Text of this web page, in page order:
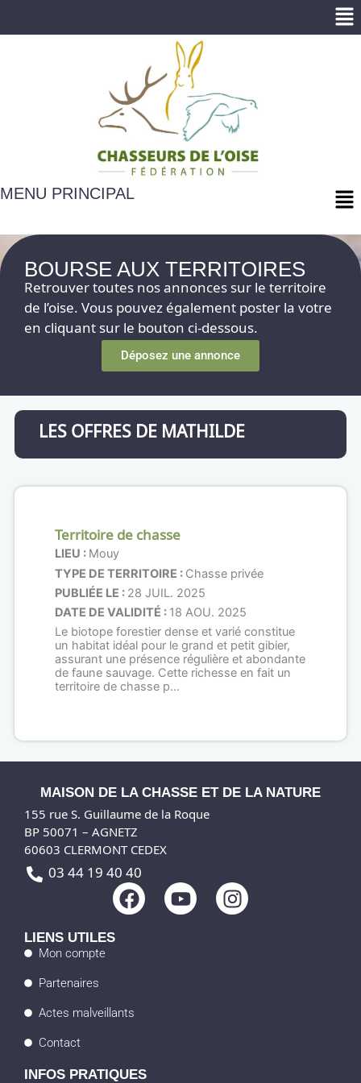
MENU PRINCIPAL
BOURSE AUX TERRITOIRES
Retrouver toutes nos annonces sur le territoire
de l’oise. Vous pouvez également poster la votre
en cliquant sur le bouton ci-dessous.
Déposez une annonce
LES OFFRES DE MATHILDE
Territoire de chasse
LIEU : Mouy
TYPE DE TERRITOIRE : Chasse privée
PUBLIÉE LE : 28 JUIL. 2025
DATE DE VALIDITÉ : 18 AOU. 2025
Le biotope forestier dense et varié constitue
un habitat idéal pour le grand et petit gibier,
assurant une présence régulière et abondante
de faune sauvage. Cette richesse en fait un
territoire de chasse p...
MAISON DE LA CHASSE ET DE LA NATURE
155 rue S. Guillaume de la Roque
BP 50071 – AGNETZ
60603 CLERMONT CEDEX
03 44 19 40 40
F
a
o
Y
o
I
n
LIENS UTILES
Mon compte
Partenaires
Actes malveillants
Contact
INFOS PRATIQUES